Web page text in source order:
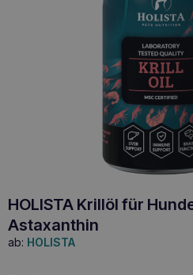
HOLISTA Krillöl für
Astaxanthin
ab: HOLISTA